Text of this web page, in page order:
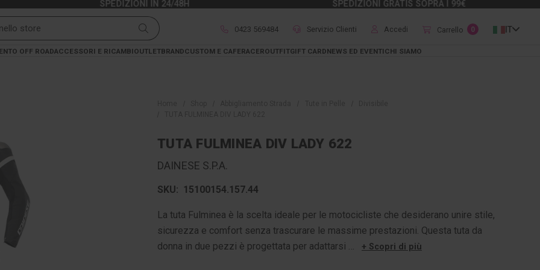
SPEDIZIONI IN 24/48H SPEDIZIONI GRATIS SOPRA I 99€
0423 569484 Servizio Clienti Accedi Carrello 0 IT
OFF ROADACCESSORI E RICAMBIOUTLETBRANDCUSTOM E CAFERACEROUTFITGIFT CARDNEWS ED EVENTICHI SIAMO
TUTA FULMINEA DIV LADY 622
DAINESE S.P.A.
SKU: 15100154.157.44
La tuta Fulminea è la scelta ideale per le motocicliste che desiderano unire stile,
sicurezza e comfort senza trascurare le massime prestazioni. Questa tuta da
donna in due pezzi è progettata per adattarsi …
+ Scopri di più